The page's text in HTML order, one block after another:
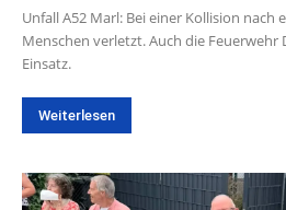
Unfall A52 Marl: Bei einer Kollision nach
Menschen verletzt. Auch die
Einsatz.
Weiterlesen